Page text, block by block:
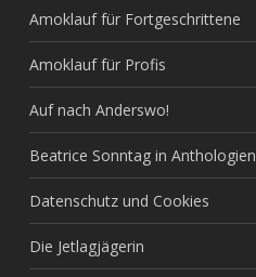
Amoklauf für Fortgeschrittene
Amoklauf für Profis
Auf nach Anderswo!
Beatrice Sonntag in Anthologien
Datenschutz und Cookies
Die Jetlagjägerin